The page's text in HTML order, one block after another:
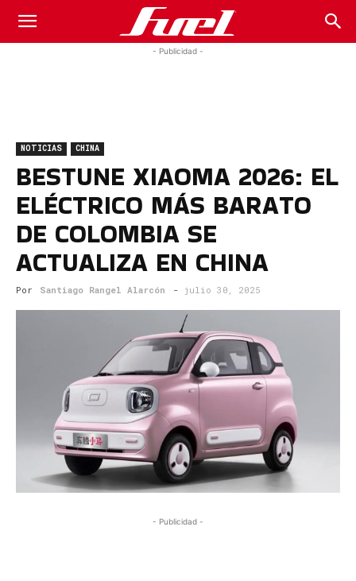
Fuel
Magazine
- Publicidad -
NOTICIAS CHINA
BESTUNE XIAOMA 2026: EL
ELÉCTRICO MÁS BARATO
DE COLOMBIA SE
ACTUALIZA EN CHINA
Por Santiago Rangel Alarcón - julio 30, 2025
- Publicidad -